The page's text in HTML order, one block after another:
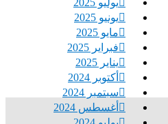
يونيو 2025
مايو 2025
فبراير 2025
يناير 2025
أكتوبر 2024
سبتمبر 2024
أغسطس 2024